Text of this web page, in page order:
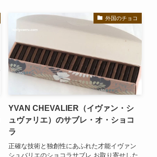
外国のチョコ
YVAN CHEVALIER（イヴァン・シ
ュヴァリエ）のサブレ・オ・ショコ
ラ
正確な技術と独創性にあふれた才能イヴァン
シュバリエのショコラサブレ お取り寄せした